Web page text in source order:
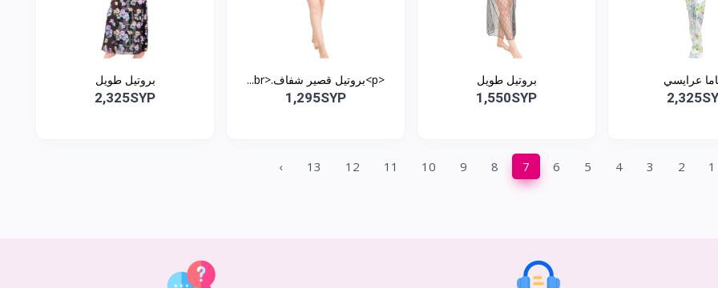
عرايسي بروتيل طويل
1,550SYP
<p>بروتيل قصير شفاف.<br...
1,295SYP
بروتيل طويل
2,325SYP
1
2
3
4
5
6
7
8
9
10
11
12
13
›